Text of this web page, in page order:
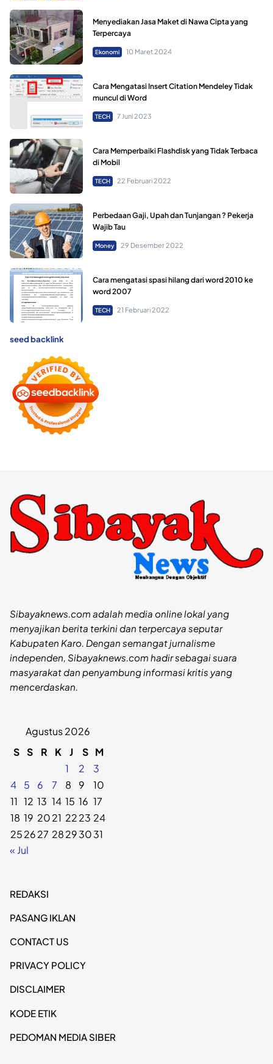
Menyediakan Jasa Maket di Nawa Cipta yang
Terpercaya
Ekonomi 10 Maret 2024
Cara Mengatasi Insert Citation Mendeley Tidak
muncul di Word
TECH 7 Juni 2023
Cara Memperbaiki Flashdisk yang Tidak Terbaca
di Mobil
TECH 22 Februari 2022
Perbedaan Gaji, Upah dan Tunjangan ? Pekerja
Wajib Tau
Money 29 Desember 2022
Cara mengatasi spasi hilang dari word 2010 ke
word 2007
TECH 21 Februari 2022
seed backlink
Sibayaknews.com adalah media online lokal yang
menyajikan berita terkini dan terpercaya seputar
Kabupaten Karo. Dengan semangat jurnalisme
independen, Sibayaknews.com hadir sebagai suara
masyarakat dan penyambung informasi kritis yang
mencerdaskan.
Agustus 2026
S S R K J S M
1
2
3
4
5 6 7 8 9
10
11 12 13 14 15 16 17
18 19 2021 2223 24
252627 28293031
« Jul
REDAKSI
PASANG IKLAN
CONTACT US
PRIVACY POLICY
DISCLAIMER
KODE ETIK
PEDOMAN MEDIA SIBER